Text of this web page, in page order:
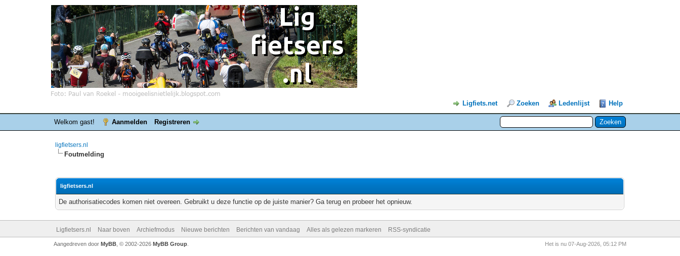
Ligfiets.net Zoeken Ledenlijst Help
Welkom gast! Aanmelden Registreren
ligfietsers.nl
Foutmelding
ligfietsers.nl
De authorisatiecodes komen niet overeen. Gebruikt u deze functie op de juiste manier? Ga terug en probeer het opnieuw.
Ligfietsers.nl Naar boven Archiefmodus Nieuwe berichten Berichten van vandaag Alles als gelezen markeren RSS-syndicatie
Het is nu 07-Aug-2026, 05:12 PM
Aangedreven door MyBB, © 2002-2026 MyBB Group.